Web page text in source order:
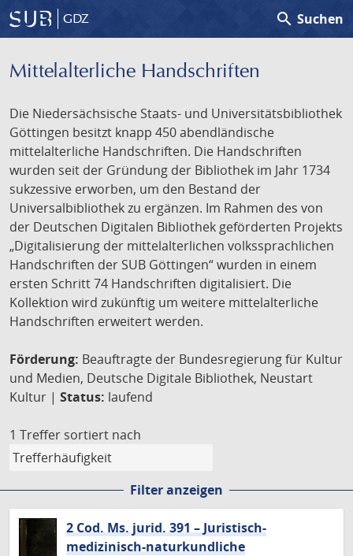
GDZ search Suchen
Mittelalterliche Handschriften
Die Niedersächsische Staats- und Universitätsbibliothek
Göttingen besitzt knapp 450 abendländische
mittelalterliche Handschriften. Die Handschriften
wurden seit der Gründung der Bibliothek im Jahr 1734
sukzessive erworben, um den Bestand der
Universalbibliothek zu ergänzen. Im Rahmen des von
der Deutschen Digitalen Bibliothek geförderten Projekts
„Digitalisierung der mittelalterlichen volkssprachlichen
Handschriften der SUB Göttingen“ wurden in einem
ersten Schritt 74 Handschriften digitalisiert. Die
Kollektion wird zukünftig um weitere mittelalterliche
Handschriften erweitert werden.
Förderung: Beauftragte der Bundesregierung für Kultur
und Medien, Deutsche Digitale Bibliothek, Neustart
Kultur | Status: laufend
1 Treffer sortiert nach
Filter anzeigen
2 Cod. Ms. jurid. 391 – Juristisch-
medizinisch-naturkundliche